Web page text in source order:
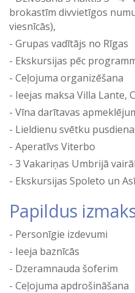
brokastīm divvietīgos
viesnīcās),
Grupas vadītājs no Rīgas
Ekskursijas pēc
Ceļojuma organizēšana
Ieejas maksa Villa Lante,
Vīna darītavas
Lieldienu svētku
Aperatīvs Viterbo
3 Vakariņas Umbrijā
Ekskursijas Spoleto un
Papildus
Personīgie izdevumi
Ieeja baznīcās
Dzeramnauda šoferim
Ceļojuma apdrošināšana